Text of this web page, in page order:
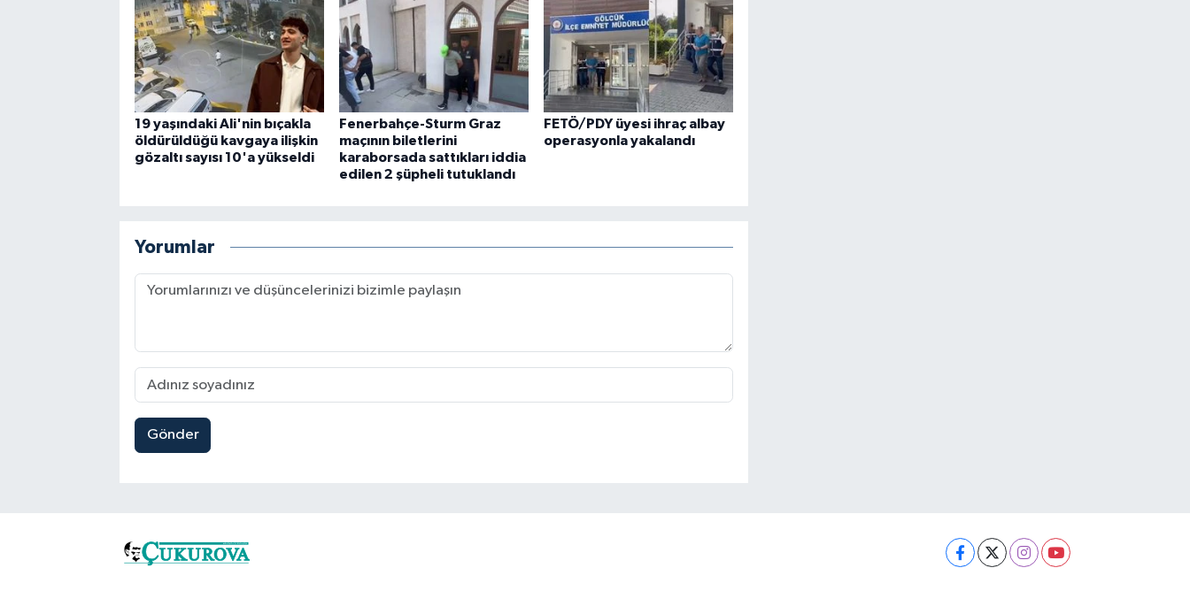
19 yaşındaki Ali'nin bıçakla
öldürüldüğü kavgaya ilişkin
gözaltı sayısı 10'a yükseldi
Fenerbahçe-Sturm Graz
maçının biletlerini
karaborsada sattıkları iddia
edilen 2 şüpheli tutuklandı
FETÖ/PDY üyesi ihraç albay
operasyonla yakalandı
Yorumlar
Gönder